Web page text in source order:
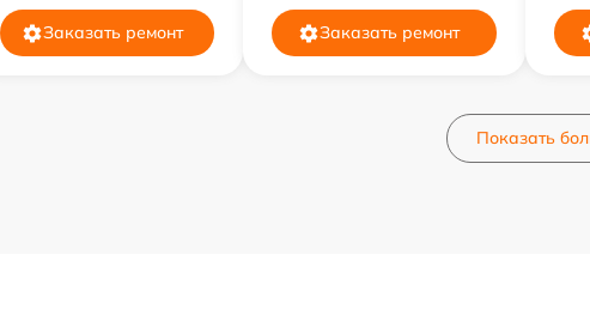
Заказать ремонт Заказать ремонт
Показать